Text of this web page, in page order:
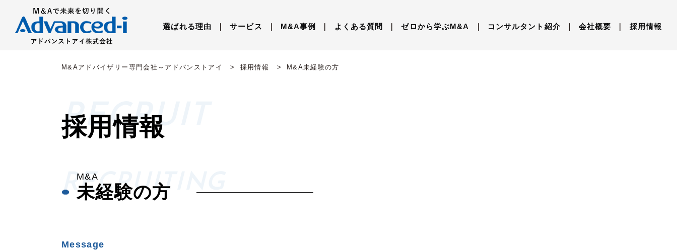
選ばれる理由 ｜ サービス ｜ M&A事例 ｜ よくある質問 ｜ ゼロから学ぶM&A ｜ コンサルタント紹介 ｜ 会社概要 ｜ 採用情報
M&Aアドバイザリー専門会社～アドバンストアイ 採用情報 M&A未経験の方
採用情報
M&A
未経験の方
Message